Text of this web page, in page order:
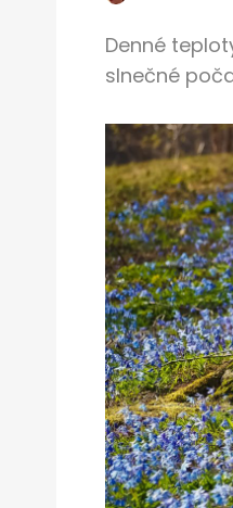
Denné
slnečné